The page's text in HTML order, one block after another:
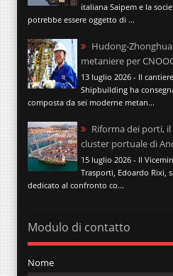
italiana Saipem e la
potrebbe essere oggetto di ...
Hudong-
metaniere per
13 luglio 2026 - Il
Shipbuilding ha
composta da sei moderne metan...
Riforma dei porti,
cluster portuale di
15 luglio 2026 - Il
Trasporti, Edoardo Rixi,
dedicato al confronto co...
Modulo di contatto
Nome